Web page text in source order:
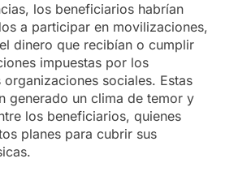
los beneficiarios habrían
a participar en movilizaciones,
dinero que recibían o cumplir
impuestas por los
sociales. Estas
generado un clima de temor y
los beneficiarios, quienes
planes para cubrir sus